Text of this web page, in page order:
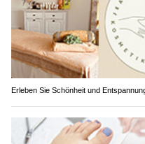
Erleben Sie Schönheit und